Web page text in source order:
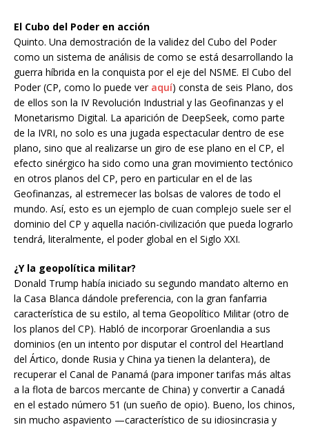
El Cubo del Poder en acción
Quinto. Una demostración de la validez del Cubo del Poder
como un sistema de análisis de como se está desarrollando la
guerra híbrida en la conquista por el eje del NSME. El Cubo del
Poder (CP, como lo puede ver aquí) consta de seis Plano, dos
de ellos son la IV Revolución Industrial y las Geofinanzas y el
Monetarismo Digital. La aparición de DeepSeek, como parte
de la IVRI, no solo es una jugada espectacular dentro de ese
plano, sino que al realizarse un giro de ese plano en el CP, el
efecto sinérgico ha sido como una gran movimiento tectónico
en otros planos del CP, pero en particular en el de las
Geofinanzas, al estremecer las bolsas de valores de todo el
mundo. Así, esto es un ejemplo de cuan complejo suele ser el
dominio del CP y aquella nación-civilización que pueda lograrlo
tendrá, literalmente, el poder global en el Siglo XXI.
¿Y la geopolítica militar?
Donald Trump había iniciado su segundo mandato alterno en
la Casa Blanca dándole preferencia, con la gran fanfarria
característica de su estilo, al tema Geopolítico Militar (otro de
los planos del CP). Habló de incorporar Groenlandia a sus
dominios (en un intento por disputar el control del Heartland
del Ártico, donde Rusia y China ya tienen la delantera), de
recuperar el Canal de Panamá (para imponer tarifas más altas
a la flota de barcos mercante de China) y convertir a Canadá
en el estado número 51 (un sueño de opio). Bueno, los chinos,
sin mucho aspaviento —característico de su idiosincrasia y